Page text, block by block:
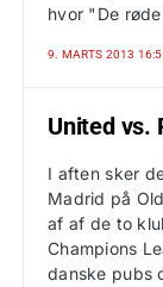
hvor "De
9. MARTS 2013
United vs.
I aften sker
Madrid på
af af de to
Champions
danske pubs